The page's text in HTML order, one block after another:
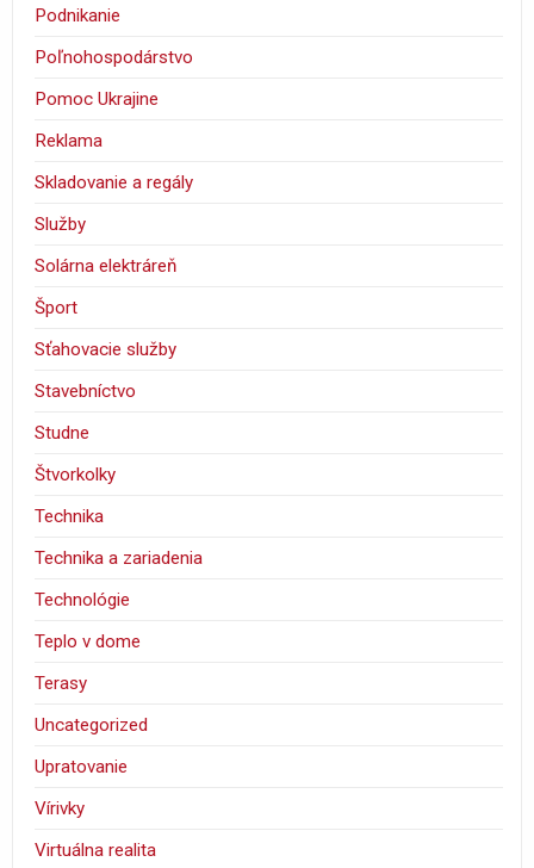
Podnikanie
Poľnohospodárstvo
Pomoc Ukrajine
Reklama
Skladovanie a regály
Služby
Solárna elektráreň
Šport
Sťahovacie služby
Stavebníctvo
Studne
Štvorkolky
Technika
Technika a zariadenia
Technológie
Teplo v dome
Terasy
Uncategorized
Upratovanie
Vírivky
Virtuálna realita